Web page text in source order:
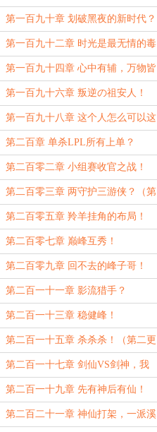
之剑！（大章求月票求订阅）
第一百九十章 划破黑夜的新时代？
（求月票求订阅）
第一百九十二章 时光是最无情的毒
药！（日常求月票求订阅）
第一百九十四章 心中有辅，万物皆
辅！（求月票求订阅）
第一百九十六章 叛逆の祖安人！
第一百九十八章 这个人怎么可以这
么猛？
第二百章 单杀LPL所有上单？
第二百零二章 小组赛收官之战！
第二百零三章 两守护三游侠？（第
一更）
第二百零五章 羚羊挂角的布局！
（第三更）
第二百零七章 巅峰互秀！
第二百零九章 回不去的峰子哥！
（第二更）
第二百一十一章 影流猎手？
第二百一十三章 稳健峰！
第二百一十五章 杀杀杀！（第二更
求订阅求月票）
第二百一十七章 剑仙VS剑神，我
且与君战一场！（第四更求订阅求月
票）
第二百一十九章 先有神后有仙！
第二百二十一章 神仙打架，一派溪